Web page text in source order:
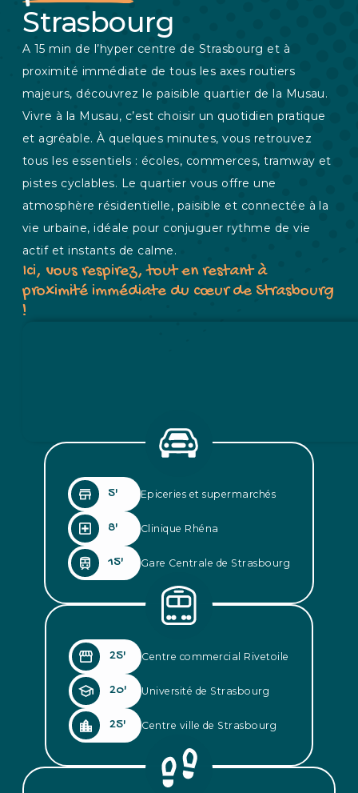
Strasbourg
A 15 min de l’hyper centre de Strasbourg et à
proximité immédiate de tous les axes routiers
majeurs, découvrez le paisible quartier de la Musau.
Vivre à la Musau, c’est choisir un quotidien pratique
et agréable. À quelques minutes, vous retrouvez
tous les essentiels : écoles, commerces, tramway et
pistes cyclables. Le quartier vous offre une
atmosphère résidentielle, paisible et connectée à la
vie urbaine, idéale pour conjuguer rythme de vie
actif et instants de calme.
Ici, vous respirez, tout en restant à
proximité immédiate du cœur de Strasbourg
!
store 5' Epiceries et supermarchés
local_hospital 8' Clinique Rhéna
train 15' Gare Centrale de Strasbourg
storefront 25' Centre commercial Rivetoile
school 20' Université de Strasbourg
location_city 25' Centre ville de Strasbourg